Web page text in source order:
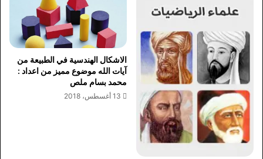
الاشكال الهندسية في الطبيعة من
آيات الله موضوع مميز من اعداد :
محمد بسام ملص
13 أغسطس، 2018